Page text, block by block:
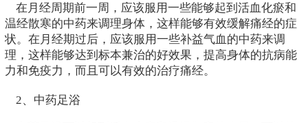
在月经周期前一周，应该服用一些能够起到活血化瘀和
温经散寒的中药来调理身体，这样能够有效缓解痛经的症
状。在月经期过后，应该服用一些补益气血的中药来调
理，这样能够达到标本兼治的好效果，提高身体的抗病能
力和免疫力，而且可以有效的治疗痛经。
2、中药足浴